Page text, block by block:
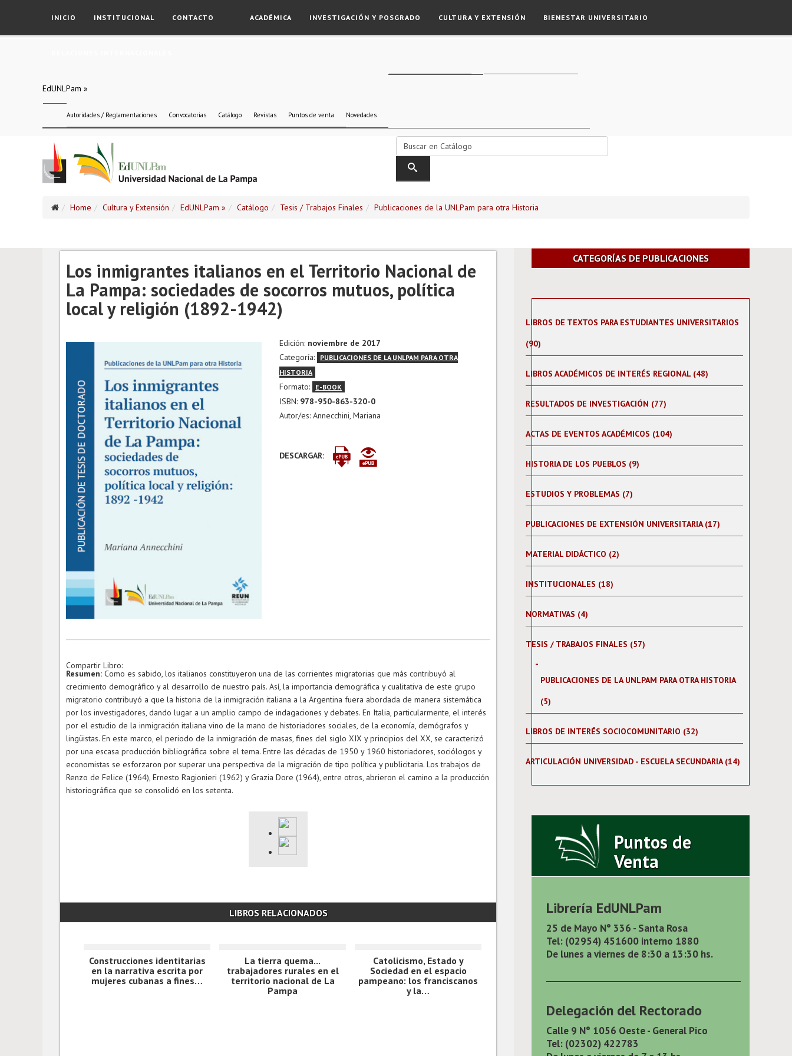
INICIO INSTITUCIONAL CONTACTO ACADÉMICA INVESTIGACIÓN Y POSGRADO CULTURA Y EXTENSIÓN BIENESTAR UNIVERSITARIO
EdUNLPam »
Autoridades / Reglamentaciones Convocatorias Catálogo Revistas Puntos de venta Novedades
Home Cultura y Extensión EdUNLPam » Catálogo Tesis / Trabajos Finales Publicaciones de la UNLPam para otra Historia
Los inmigrantes italianos en el Territorio Nacional de
La Pampa: sociedades de socorros mutuos, política
local y religión (1892-1942)
Edición: noviembre de 2017
Categoría:
PUBLICACIONES DE LA UNLPAM PARA OTRA
HISTORIA
Formato: E-BOOK
ISBN: 978-950-863-320-0
Autor/es: Annecchini, Mariana
DESCARGAR:
Compartir Libro:
Resumen: Como es sabido, los italianos constituyeron una de las corrientes migratorias que más contribuyó al
crecimiento demográfico y al desarrollo de nuestro país. Así, la importancia demográfica y cualitativa de este grupo
migratorio contribuyó a que la historia de la inmigración italiana a la Argentina fuera abordada de manera sistemática
por los investigadores, dando lugar a un amplio campo de indagaciones y debates. En Italia, particularmente, el interés
por el estudio de la inmigración italiana vino de la mano de historiadores sociales, de la economía, demógrafos y
lingüistas. En este marco, el periodo de la inmigración de masas, fines del siglo XIX y principios del XX, se caracterizó
por una escasa producción bibliográfica sobre el tema. Entre las décadas de 1950 y 1960 historiadores, sociólogos y
economistas se esforzaron por superar una perspectiva de la migración de tipo política y publicitaria. Los trabajos de
Renzo de Felice (1964), Ernesto Ragionieri (1962) y Grazia Dore (1964), entre otros, abrieron el camino a la producción
historiográfica que se consolidó en los setenta.
LIBROS RELACIONADOS
Construcciones identitarias
en la narrativa escrita por
mujeres cubanas a fines…
La tierra quema...
trabajadores rurales en el
territorio nacional de La
Pampa
Catolicismo, Estado y
Sociedad en el espacio
pampeano: los franciscanos
y la…
CATEGORÍAS DE PUBLICACIONES
LIBROS DE TEXTOS PARA ESTUDIANTES UNIVERSITARIOS
(90)
LIBROS ACADÉMICOS DE INTERÉS REGIONAL (48)
RESULTADOS DE INVESTIGACIÓN (77)
ACTAS DE EVENTOS ACADÉMICOS (104)
HISTORIA DE LOS PUEBLOS (9)
ESTUDIOS Y PROBLEMAS (7)
PUBLICACIONES DE EXTENSIÓN UNIVERSITARIA (17)
MATERIAL DIDÁCTICO (2)
INSTITUCIONALES (18)
NORMATIVAS (4)
TESIS / TRABAJOS FINALES (57)
PUBLICACIONES DE LA UNLPAM PARA OTRA HISTORIA
(5)
LIBROS DE INTERÉS SOCIOCOMUNITARIO (32)
ARTICULACIÓN UNIVERSIDAD - ESCUELA SECUNDARIA (14)
Puntos de
Venta
Librería EdUNLPam
25 de Mayo N° 336 - Santa Rosa
Tel: (02954) 451600 interno 1880
De lunes a viernes de 8:30 a 13:30 hs.
Delegación del Rectorado
Calle 9 N° 1056 Oeste - General Pico
Tel: (02302) 422783